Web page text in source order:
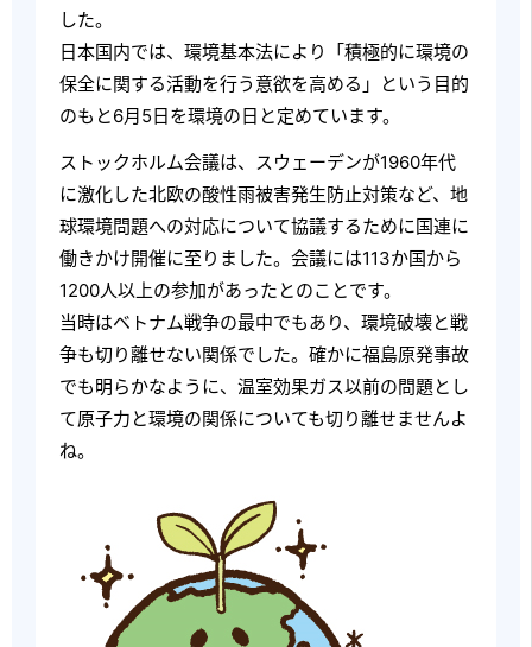
した。
日本国内では、環境基本法により「積極的に環境の
保全に関する活動を行う意欲を高める」という目的
のもと6月5日を環境の日と定めています。
ストックホルム会議は、スウェーデンが1960年代
に激化した北欧の酸性雨被害発生防止対策など、地
球環境問題への対応について協議するために国連に
働きかけ開催に至りました。会議には113か国から
1200人以上の参加があったとのことです。
当時はベトナム戦争の最中でもあり、環境破壊と戦
争も切り離せない関係でした。確かに福島原発事故
でも明らかなように、温室効果ガス以前の問題とし
て原子力と環境の関係についても切り離せませんよ
ね。